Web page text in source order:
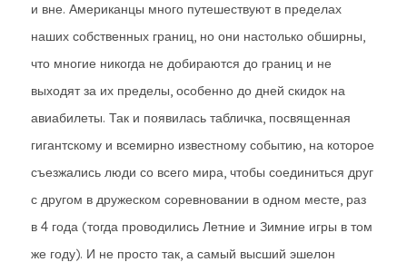
и вне. Американцы много путешествуют в пределах
наших собственных границ, но они настолько обширны,
что многие никогда не добираются до границ и не
выходят за их пределы, особенно до дней скидок на
авиабилеты. Так и появилась табличка, посвященная
гигантскому и всемирно известному событию, на которое
съезжались люди со всего мира, чтобы соединиться друг
с другом в дружеском соревновании в одном месте, раз
в 4 года (тогда проводились Летние и Зимние игры в том
же году). И не просто так, а самый высший эшелон